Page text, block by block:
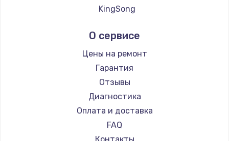
KingSong
Hunter
Shorner
Joyor
Minimotors
Bork
Segway
KIRIN
О сервисе
Цены на ремонт
Гарантия
Отзывы
Диагностика
Оплата и доставка
FAQ